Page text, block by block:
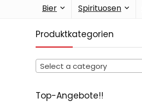
Bier Spirituosen
Produktkategorien
Select a category
Top-Angebote!!